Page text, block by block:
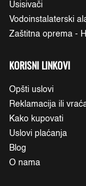
Usisivači
Vodoinstalaterski
Zaštitna oprema -
KORISNI LINKOVI
Opšti uslovi
Reklamacija ili
Kako kupovati
Uslovi plaćanja
Blog
O nama